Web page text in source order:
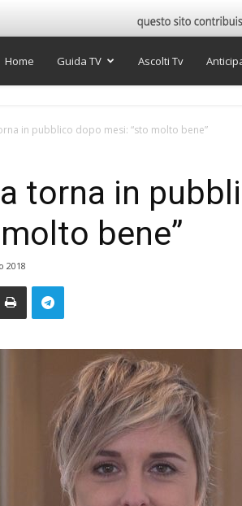
Super
Home Guida TV Ascolti Tv
in pubblico dopo mesi: “sto molto bene”
torna in
bene”
2018